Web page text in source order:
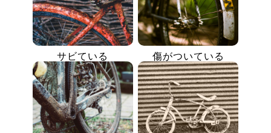
サビている 傷がついている